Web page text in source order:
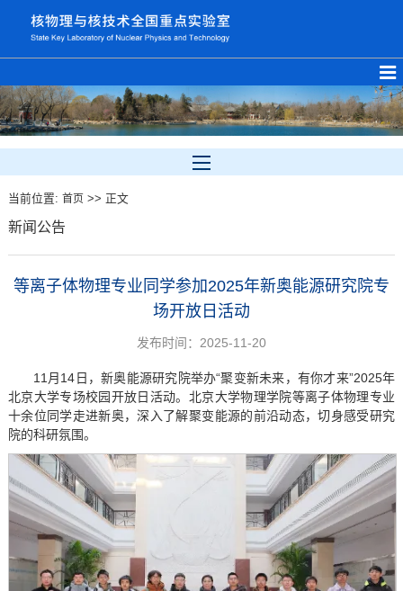
当前位置: 首页>> 正文
新闻公告
等离子体物理专业同学参加2025年新奥能源研究院专
场开放日活动
发布时间：2025-11-20
11月14日，新奥能源研究院举办“聚变新未来，有你才来”2025年
北京大学专场校园开放日活动。北京大学物理学院等离子体物理专业
十余位同学走进新奥，深入了解聚变能源的前沿动态，切身感受研究
院的科研氛围。